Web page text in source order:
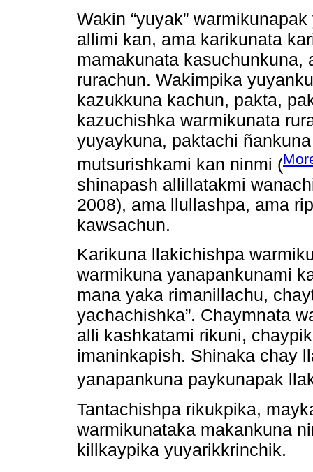
Wakin “yuyak”
allimi kan, ama karikunata
mamakunata kasuchunkuna,
rurachun. Wakimpika
kazukkuna kachun, pakta,
kazuchishka warmikunata
yuyaykuna, paktachi
mutsurishkami kan ninmi (
shinapash allillatakmi
2008), ama llullashpa, ama
kawsachun.
Karikuna llakichishpa
warmikuna yanapankunami
mana yaka rimanillachu,
yachachishka”. Chaymnata
alli kashkatami rikuni,
imaninkapish. Shinaka chay
yanapankuna paykunapak
Tantachishpa rikukpika,
warmikunataka makankuna
killkaypika yuyarikkrinchik.